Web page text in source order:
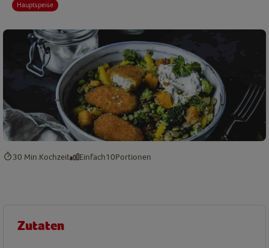
Hauptspeise
30 Min. Kochzeit Einfach10Portionen
Zutaten